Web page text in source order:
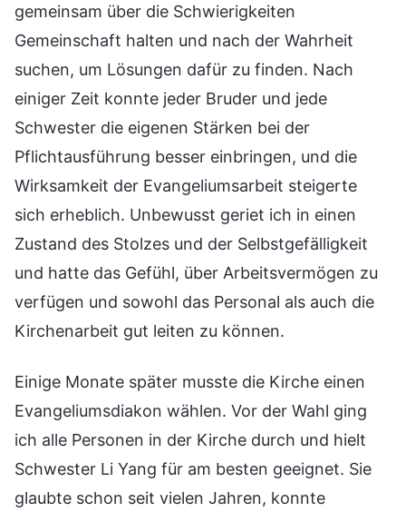
gemeinsam über die Schwierigkeiten
Gemeinschaft halten und nach der Wahrheit
suchen, um Lösungen dafür zu finden. Nach
einiger Zeit konnte jeder Bruder und jede
Schwester die eigenen Stärken bei der
Pflichtausführung besser einbringen, und die
Wirksamkeit der Evangeliumsarbeit steigerte
sich erheblich. Unbewusst geriet ich in einen
Zustand des Stolzes und der Selbstgefälligkeit
und hatte das Gefühl, über Arbeitsvermögen zu
verfügen und sowohl das Personal als auch die
Kirchenarbeit gut leiten zu können.
Einige Monate später musste die Kirche einen
Evangeliumsdiakon wählen. Vor der Wahl ging
ich alle Personen in der Kirche durch und hielt
Schwester Li Yang für am besten geeignet. Sie
glaubte schon seit vielen Jahren, konnte